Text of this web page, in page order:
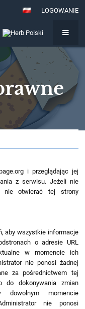
LOGOWANIE
i przeglądając jej
z serwisu. Jeżeli nie
nie otwierać tej strony
aby wszystkie informacje
o adresie URL
w momencie ich
nie ponosi żadnej
za pośrednictwem tej
do dokonywania zmian
momencie
nie ponosi